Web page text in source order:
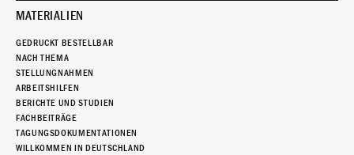
MATERIALIEN
GEDRUCKT BESTELLBAR
NACH THEMA
STELLUNGNAHMEN
ARBEITSHILFEN
BERICHTE UND STUDIEN
FACHBEITRÄGE
TAGUNGSDOKUMENTATIONEN
WILLKOMMEN IN DEUTSCHLAND